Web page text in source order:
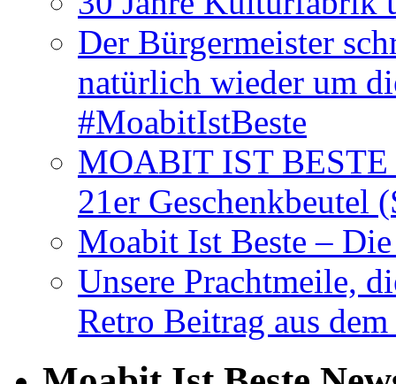
Der Bürgermeister
natürlich wieder um
#MoabitIstBeste
MOABIT IST BESTE
21er Geschenkbeutel
Moabit Ist Beste –
Unsere Prachtmeile,
Retro Beitrag aus